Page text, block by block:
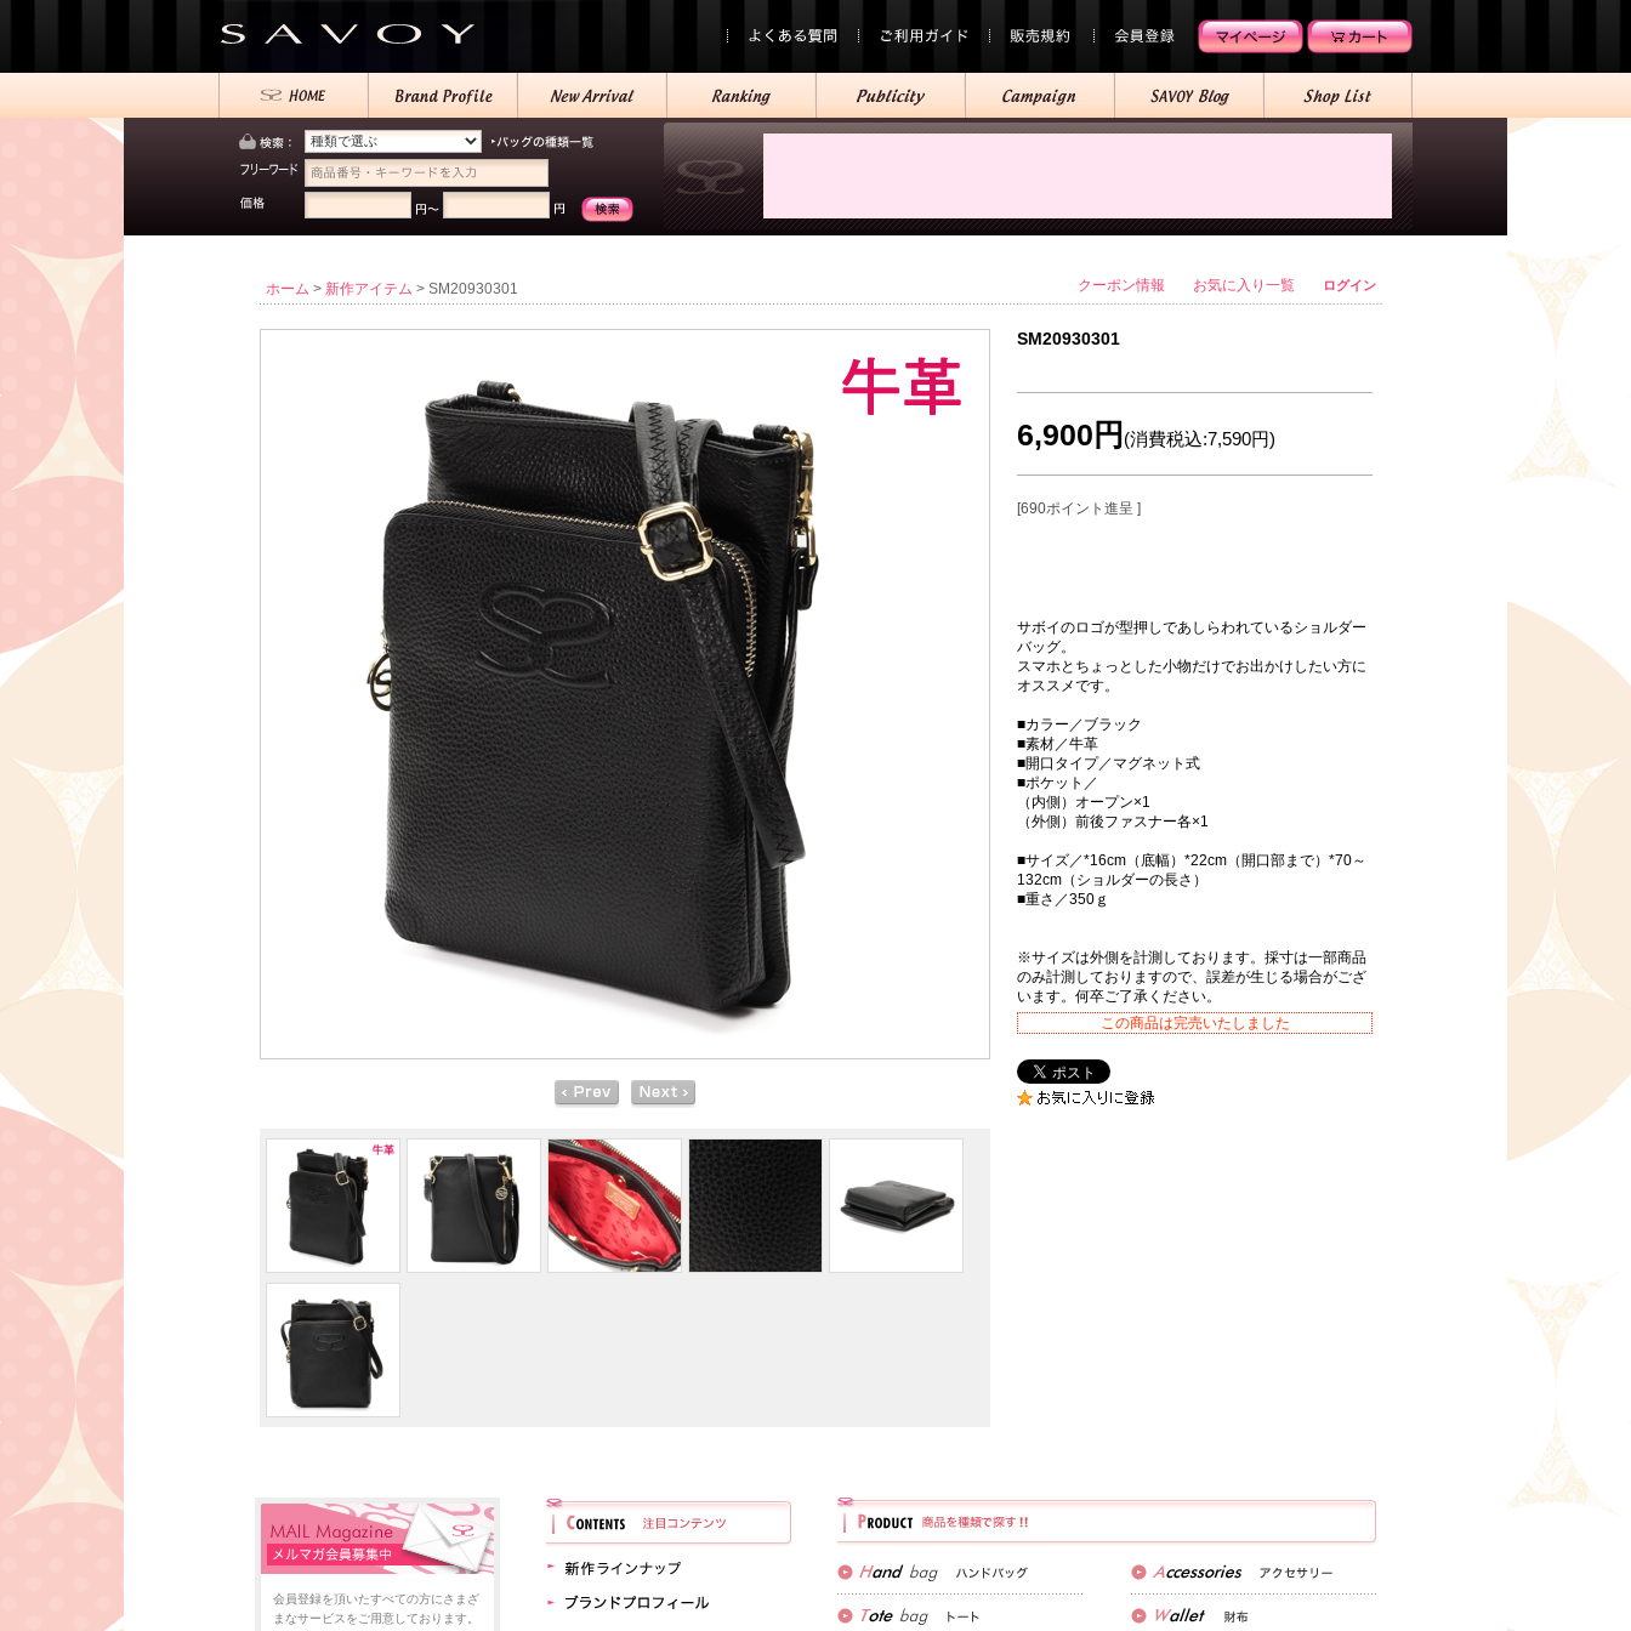
クーポン情報 お気に入り一覧 ログイン
ホーム > 新作アイテム > SM20930301
SM20930301
サボイのロゴが型押しであしらわれているショルダー
バッグ。
スマホとちょっとした小物だけでお出かけしたい方に
オススメです。
■カラー／ブラック
■素材／牛革
■開口タイプ／マグネット式
■ポケット／
（内側）オープン×1
（外側）前後ファスナー各×1
■サイズ／*16cm（底幅）*22cm（開口部まで）*70～
132cm（ショルダーの長さ）
■重さ／350ｇ
※サイズは外側を計測しております。採寸は一部商品
のみ計測しておりますので、誤差が生じる場合がござ
います。何卒ご了承ください。
6,900円 (消費税込:7,590円)
[690ポイント進呈 ]
この商品は完売いたしました
会員登録を頂いたすべての方にさまざ
まなサービスをご用意しております。